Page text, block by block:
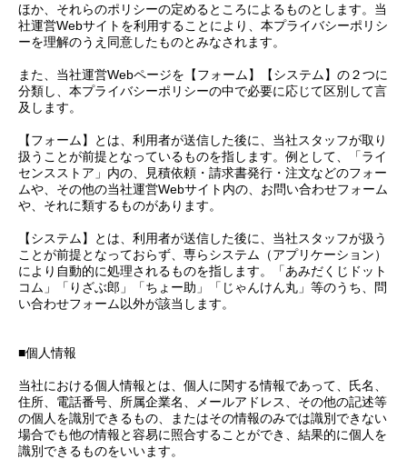
ほか、それらのポリシーの定めるところによるものとします。当
社運営Webサイトを利用することにより、本プライバシーポリシ
ーを理解のうえ同意したものとみなされます。
また、当社運営Webページを【フォーム】【システム】の２つに
分類し、本プライバシーポリシーの中で必要に応じて区別して言
及します。
【フォーム】とは、利用者が送信した後に、当社スタッフが取り
扱うことが前提となっているものを指します。例として、「ライ
センスストア」内の、見積依頼・請求書発行・注文などのフォー
ムや、その他の当社運営Webサイト内の、お問い合わせフォーム
や、それに類するものがあります。
【システム】とは、利用者が送信した後に、当社スタッフが扱う
ことが前提となっておらず、専らシステム（アプリケーション）
により自動的に処理されるものを指します。「あみだくじドット
コム」「りざぶ郎」「ちょー助」「じゃんけん丸」等のうち、問
い合わせフォーム以外が該当します。
■個人情報
当社における個人情報とは、個人に関する情報であって、氏名、
住所、電話番号、所属企業名、メールアドレス、その他の記述等
の個人を識別できるもの、またはその情報のみでは識別できない
場合でも他の情報と容易に照合することができ、結果的に個人を
識別できるものをいいます。